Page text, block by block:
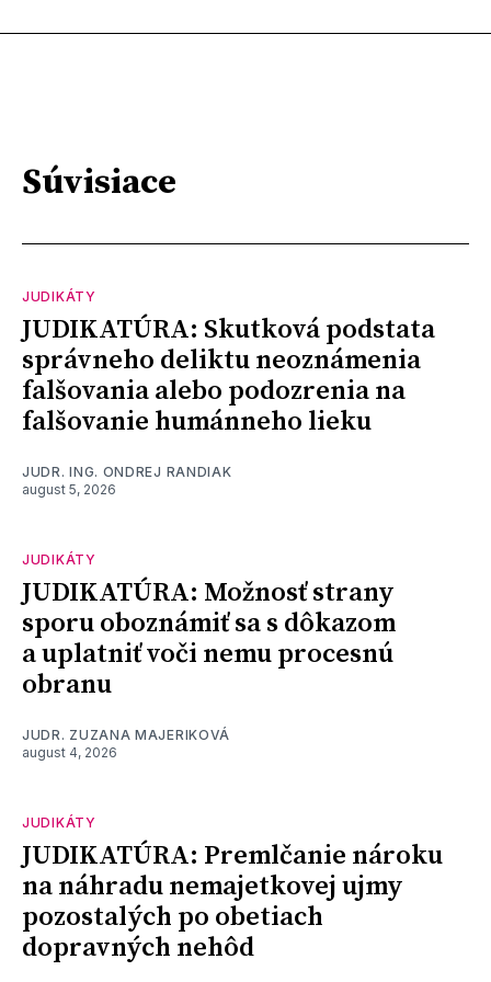
Súvisiace
JUDIKÁTY
JUDIKATÚRA: Skutková podstata
správneho deliktu neoznámenia
falšovania alebo podozrenia na
falšovanie humánneho lieku
JUDR. ING. ONDREJ RANDIAK
august 5, 2026
JUDIKÁTY
JUDIKATÚRA: Možnosť strany
sporu oboznámiť sa s dôkazom
a uplatniť voči nemu procesnú
obranu
JUDR. ZUZANA MAJERIKOVÁ
august 4, 2026
JUDIKÁTY
JUDIKATÚRA: Premlčanie nároku
na náhradu nemajetkovej ujmy
pozostalých po obetiach
dopravných nehôd